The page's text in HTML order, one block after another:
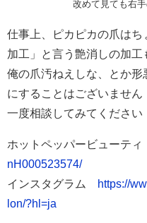
改めて見ても右
仕事上、ピカピカの爪は
加工」と言う艶消しの加工
俺の爪汚ねえしな、とか
にすることはございません
一度相談してみてください
ホットペッパービューテ
nH000523574/
インスタグラム
https://
lon/?hl=ja